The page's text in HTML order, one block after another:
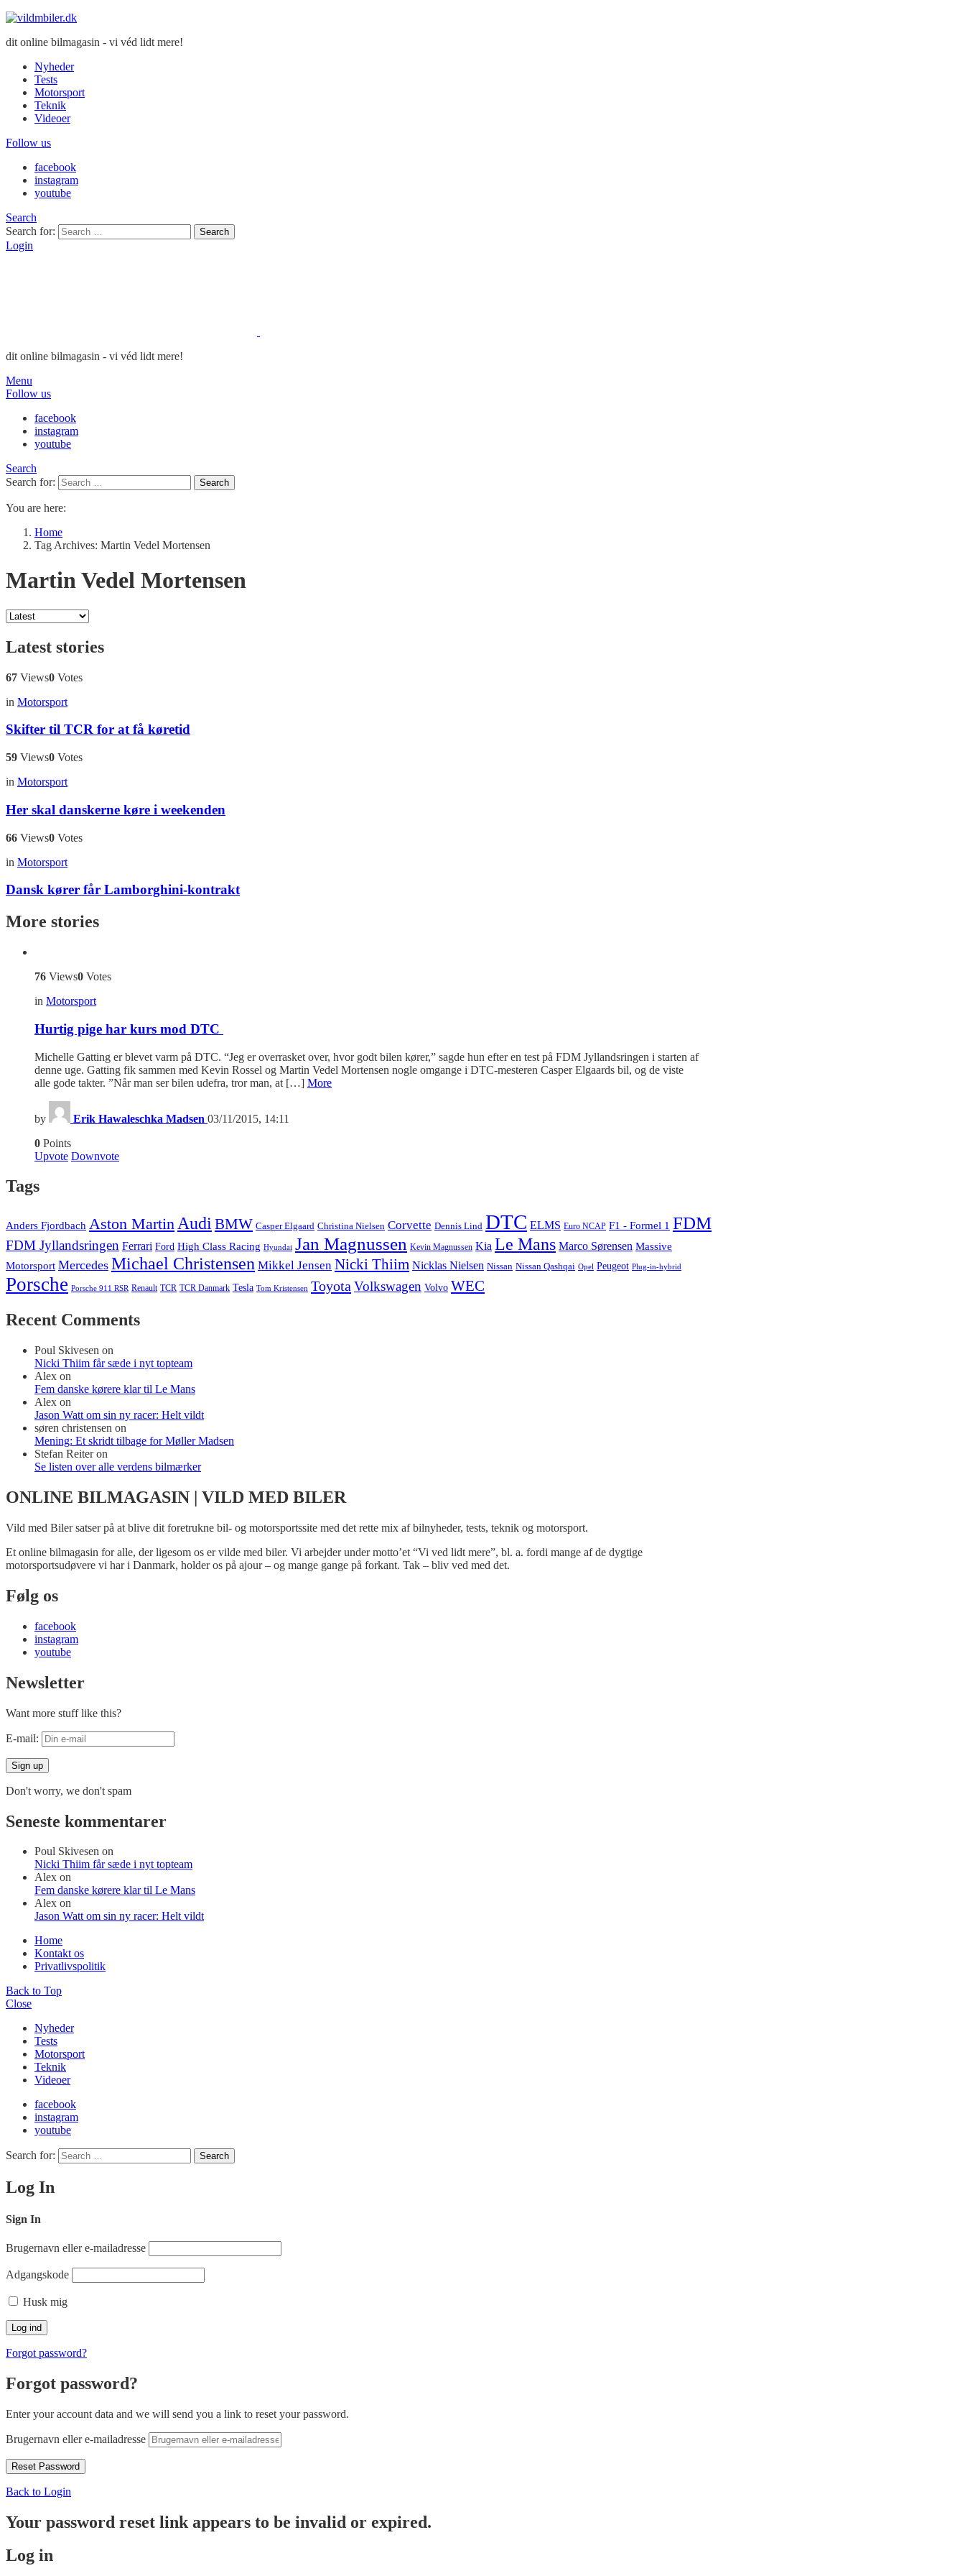
dit online bilmagasin - vi véd lidt mere!
Nyheder
Tests
Motorsport
Teknik
Videoer
Follow us
facebook
instagram
youtube
Search
Search for:
Search
Login
dit online bilmagasin - vi véd lidt mere!
Menu
Follow us
facebook
instagram
youtube
Search
Search for:
Search
You are here:
Home
Tag Archives: Martin Vedel Mortensen
Martin Vedel Mortensen
Latest stories
67 Views0 Votes
in Motorsport
Skifter til TCR for at få køretid
59 Views0 Votes
in Motorsport
Her skal danskerne køre i weekenden
66 Views0 Votes
in Motorsport
Dansk kører får Lamborghini-kontrakt
More stories
76 Views0 Votes
in Motorsport
Hurtig pige har kurs mod DTC
Michelle Gatting er blevet varm på DTC. “Jeg er overrasket over, hvor godt bilen kører,” sagde hun efter en test på FDM Jyllandsringen i starten af
denne uge. Gatting fik sammen med Kevin Rossel og Martin Vedel Mortensen nogle omgange i DTC-mesteren Casper Elgaards bil, og de viste
alle gode takter. ”Når man ser bilen udefra, tror man, at […] More
by Erik Hawaleschka Madsen 03/11/2015, 14:11
0 Points
Upvote Downvote
Tags
Anders Fjordbach Aston Martin Audi BMW Casper Elgaard Christina Nielsen Corvette Dennis Lind DTC ELMS Euro NCAP F1 - Formel 1 FDM
FDM Jyllandsringen Ferrari Ford High Class Racing Hyundai Jan Magnussen Kevin Magnussen Kia Le Mans Marco Sørensen Massive
Motorsport Mercedes Michael Christensen Mikkel Jensen Nicki Thiim Nicklas Nielsen Nissan Nissan Qashqai Opel Peugeot Plug-in-hybrid
Porsche Porsche 911 RSR Renault TCR TCR Danmark Tesla Tom Kristensen Toyota Volkswagen Volvo WEC
Recent Comments
Poul Skivesen on
Nicki Thiim får sæde i nyt topteam
Alex on
Fem danske kørere klar til Le Mans
Alex on
Jason Watt om sin ny racer: Helt vildt
søren christensen on
Mening: Et skridt tilbage for Møller Madsen
Stefan Reiteron
Se listen over alle verdens bilmærker
ONLINE BILMAGASIN | VILD MED BILER
Vild med Biler satser på at blive dit foretrukne bil- og motorsportssite med det rette mix af bilnyheder, tests, teknik og motorsport.
Et online bilmagasin for alle, der ligesom os er vilde med biler. Vi arbejder under motto’et “Vi ved lidt mere”, bl. a. fordi mange af de dygtige
motorsportsudøvere vi har i Danmark, holder os på ajour – og mange gange på forkant. Tak – bliv ved med det.
Følg os
facebook
instagram
youtube
Newsletter
Want more stuff like this?
E-mail:
Don't worry, we don't spam
Seneste kommentarer
Poul Skivesen on
Nicki Thiim får sæde i nyt topteam
Alex on
Fem danske kørere klar til Le Mans
Alex on
Jason Watt om sin ny racer: Helt vildt
Home
Kontakt os
Privatlivspolitik
Back to Top
Close
Nyheder
Tests
Motorsport
Teknik
Videoer
facebook
instagram
youtube
Search for: Search
Log In
Sign In
Brugernavn eller e-mailadresse
Adgangskode
Husk mig
Forgot password?
Forgot password?
Enter your account data and we will send you a link to reset your password.
Brugernavn eller e-mailadresse
Back to Login
Your password reset link appears to be invalid or expired.
Log in